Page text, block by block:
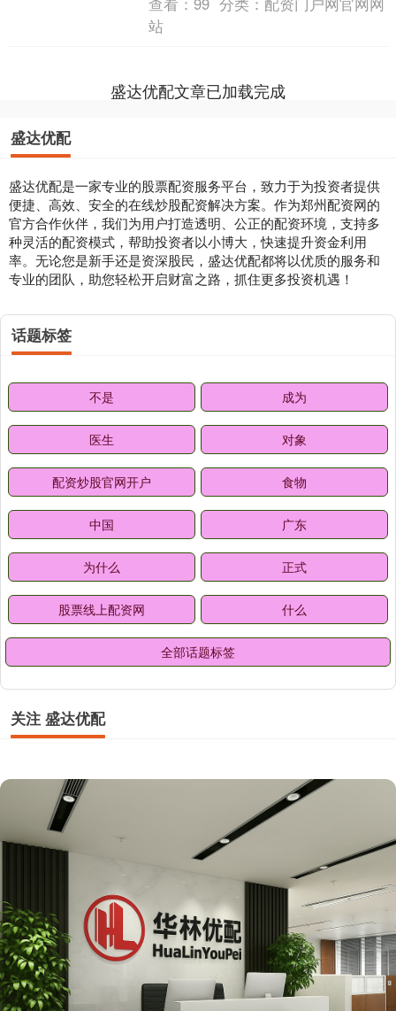
2025级社会学专业硕士生....
站
盛达优配文章已加载完成
盛达优配
盛达优配是一家专业的股票配资服务平台，致力于为投资者提供
便捷、高效、安全的在线炒股配资解决方案。作为郑州配资网的
官方合作伙伴，我们为用户打造透明、公正的配资环境，支持多
种灵活的配资模式，帮助投资者以小博大，快速提升资金利用
率。无论您是新手还是资深股民，盛达优配都将以优质的服务和
专业的团队，助您轻松开启财富之路，抓住更多投资机遇！
话题标签
不是 成为
医生 对象
配资炒股官网开户 食物
中国 广东
为什么 正式
股票线上配资网 什么
全部话题标签
关注 盛达优配